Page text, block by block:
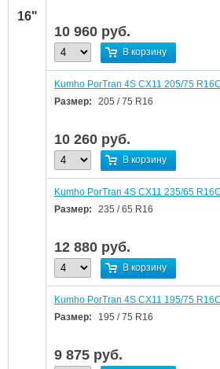
16"
10 960 руб.
В корзину
Kumho PorTran 4S CX11 205/75
Размер:
205 / 75 R16
10 260 руб.
В корзину
Kumho PorTran 4S CX11 235/65
Размер:
235 / 65 R16
12 880 руб.
В корзину
Kumho PorTran 4S CX11 195/75
Размер:
195 / 75 R16
9 875 руб.